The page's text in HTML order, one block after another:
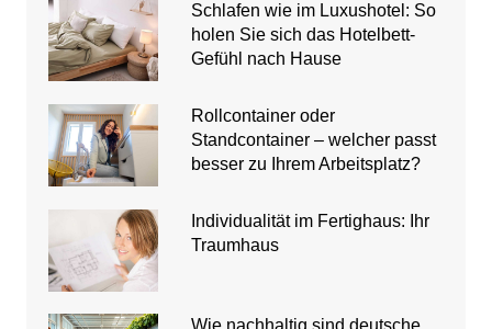
Schlafen wie im Luxushotel: So
holen Sie sich das Hotelbett-
Gefühl nach Hause
Rollcontainer oder
Standcontainer – welcher passt
besser zu Ihrem Arbeitsplatz?
Individualität im Fertighaus: Ihr
Traumhaus